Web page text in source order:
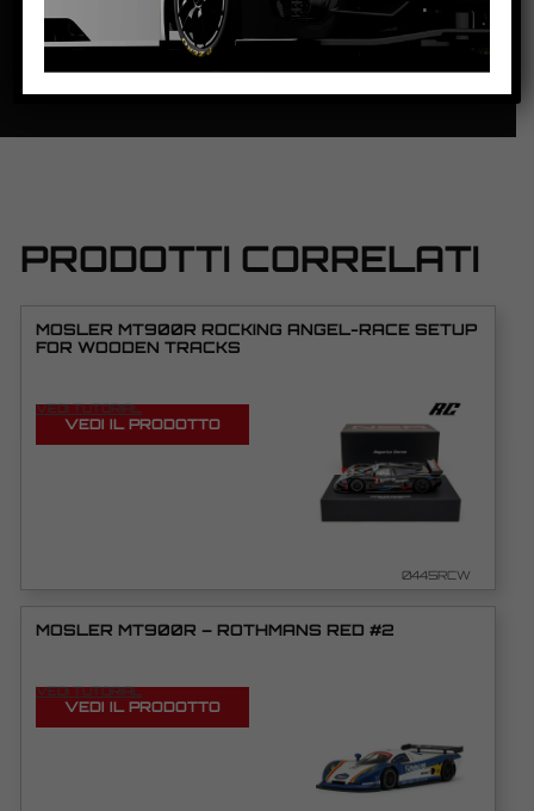
SCHEDA TECNICA
PRODOTTI CORRELATI
MOSLER MT900R ROCKING ANGEL-RACE SETUP
FOR WOODEN TRACKS
VEDI TUTORIAL
VEDI IL PRODOTTO
0445RCW
MOSLER MT900R – ROTHMANS RED #2
VEDI TUTORIAL
VEDI IL PRODOTTO